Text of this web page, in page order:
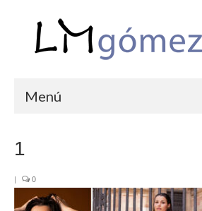
Menú
COMUNIONES
1
| 0